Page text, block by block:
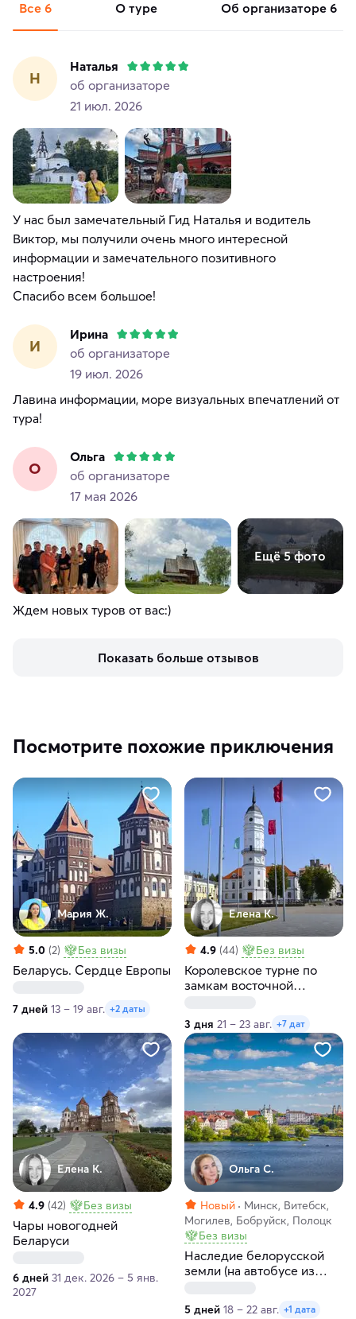
Все 6 о туре об организаторе 6
Н
Наталья
об организаторе
21 июл. 2026
У нас был замечательный Гид Наталья и водитель
Виктор, мы получили очень много интересной
информации и замечательного позитивного
настроения!
Спасибо всем большое!
И
Ирина
об организаторе
19 июл. 2026
Лавина информации, море визуальных впечатлений от
тура!
О
Ольга
об организаторе
17 мая 2026
Ещё 5 фото
Ждем новых туров от вас:)
Показать больше отзывов
Посмотрите похожие приключения
Мария Ж.
5.0 (2) Без визы
Беларусь. Сердце Европы
7 дней 13 – 19 авг. +2 даты
Елена К.
4.9 (44) Без визы
Королевское турне по
замкам восточной
3 дня 21 – 23 авг. +7 дат
Елена К.
4.9 (42) Без визы
Чары новогодней
Беларуси
6 дней 31 дек. 2026 – 5 янв.
2027
Ольга С.
Новый
Минск, Витебск,
Могилев, Бобруйск, Полоцк
Без визы
Наследие белорусской
земли (на автобусе из
5 дней 18 – 22 авг. +1 дата